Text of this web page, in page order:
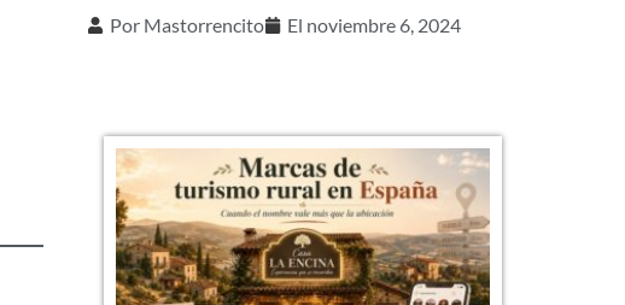
Por Mastorrencito El noviembre 6, 2024